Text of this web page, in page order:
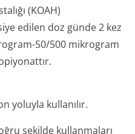
(KOAH)
edilen doz günde 2 kez
50/500 mikrogram
yoluyla kullanılır.
şekilde kullanmaları